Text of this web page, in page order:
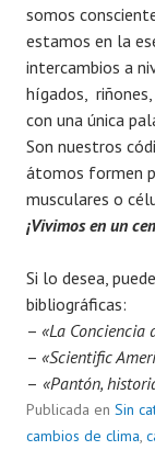
somos
estamos en la
intercambios a
hígados,
con una única
Son nuestros
átomos formen
musculares o
¡Vivimos en un
Si lo desea,
bibliográficas:
– «La Conciencia
– «Scientific
– «Pantón,
Publicada en Sin
cambios de clima